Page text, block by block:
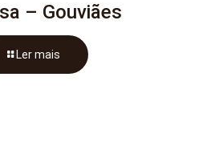
– Gouviães
Ler mais